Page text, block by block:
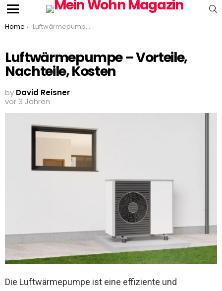
You are here:
Home Luftwärmepumpe – Vorteile, Nachteile, Kosten
Luftwärmepumpe – Vorteile,
Nachteile, Kosten
by David Reisner
vor 3 Jahren
Die Luftwärmepumpe ist eine effiziente und